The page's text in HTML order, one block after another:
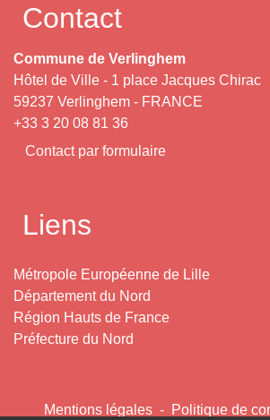
Contact
Commune de Verlinghem
Hôtel de Ville - 1 place Jacques Chirac
59237 Verlinghem - FRANCE
+33 3 20 08 81 36
Contact par formulaire
Liens
Métropole Européenne de Lille
Département du Nord
Région Hauts de France
Préfecture du Nord
Mentions légales - Politique de